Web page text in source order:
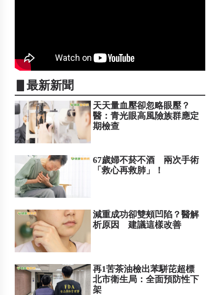
▋最新新聞
天天量血壓卻忽略眼壓？
醫：青光眼高風險族群應定
期檢查
67歲婦不菸不酒 兩次手術
「救心再救肺」！
減重成功卻雙頰凹陷？醫解
析原因 建議這樣改善
再1苦茶油檢出苯駢芘超標
北市衛生局：全面預防性下
架